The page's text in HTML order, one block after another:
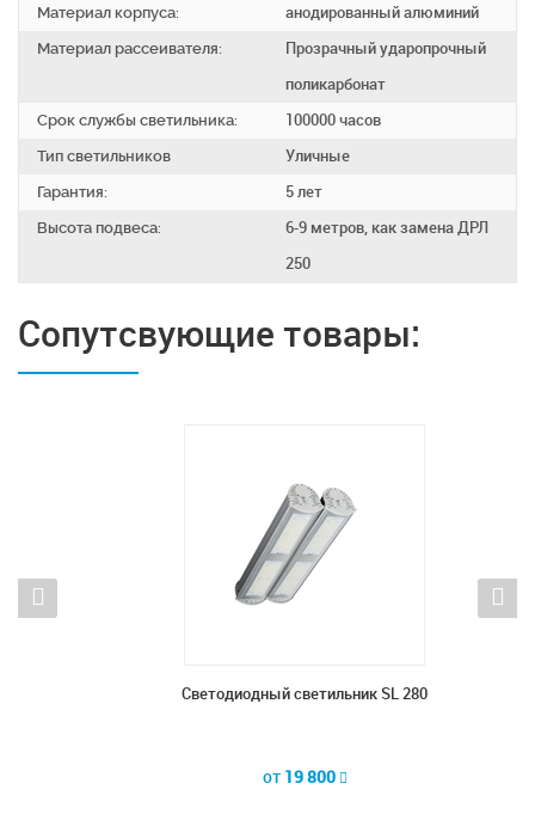
Материал корпуса:
анодированный алюминий
Материал рассеивателя:
Прозрачный ударопрочный
поликарбонат
Срок службы светильника:
100000 часов
Тип светильников
Уличные
Гарантия:
5 лет
Высота подвеса:
6-9 метров, как замена ДРЛ
250
Сопутсвующие товары:
Светодиодный светильник SL 280
19 800